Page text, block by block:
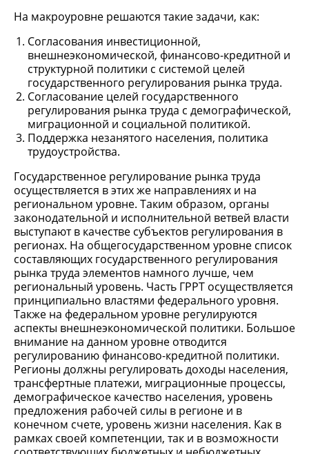
На макроуровне решаются такие задачи, как:
Согласования инвестиционной,
внешнеэкономической, финансово-кредитной и
структурной политики с системой целей
государственного регулирования рынка труда.
Согласование целей государственного
регулирования рынка труда с демографической,
миграционной и социальной политикой.
Поддержка незанятого населения, политика
трудоустройства.
Государственное регулирование рынка труда
осуществляется в этих же направлениях и на
региональном уровне. Таким образом, органы
законодательной и исполнительной ветвей власти
выступают в качестве субъектов регулирования в
регионах. На общегосударственном уровне список
составляющих государственного регулирования
рынка труда элементов намного лучше, чем
региональный уровень. Часть ГРРТ осуществляется
принципиально властями федерального уровня.
Также на федеральном уровне регулируются
аспекты внешнеэкономической политики. Большое
внимание на данном уровне отводится
регулированию финансово-кредитной политики.
Регионы должны регулировать доходы населения,
трансфертные платежи, миграционные процессы,
демографическое качество населения, уровень
предложения рабочей силы в регионе и в
конечном счете, уровень жизни населения. Как в
рамках своей компетенции, так и в возможности